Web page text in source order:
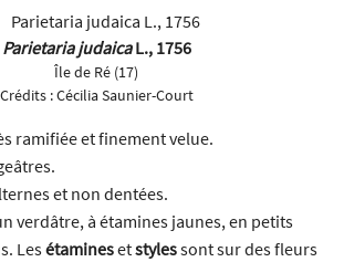
Parietaria judaicaL., 1756
Île de Ré (17)
Crédits :Cécilia Saunier-Court
ramifiée et finement velue.
et non dentées.
verdâtre, à étamines jaunes, en petits
Lesétaminesetstylessont sur des fleurs